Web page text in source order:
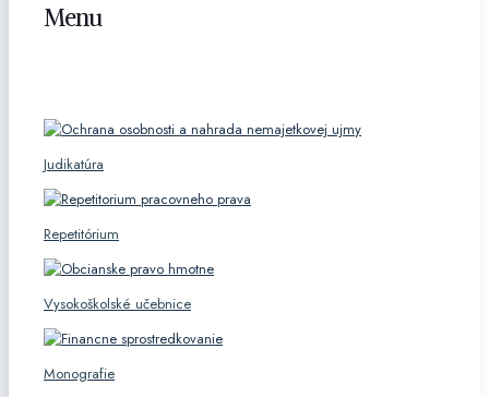
Menu
Judikatúra
Repetitórium
Vysokoškolské učebnice
Monografie